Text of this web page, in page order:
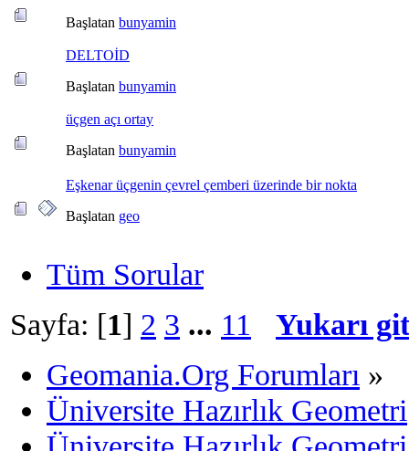
Başlatan bunyamin
DELTOİD
Başlatan bunyamin
üçgen açı ortay
Başlatan bunyamin
Eşkenar üçgenin çevrel çemberi üzerinde bir nokta
Başlatan geo
Tüm Sorular
Sayfa: [1] 2 3 ... 11
Yukarı git
Geomania.Org Forumları »
Üniversite Hazırlık Geometri